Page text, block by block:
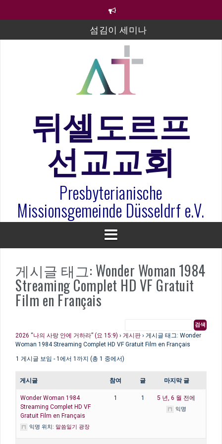
섬김이 세미나
김태희 자매 졸업연주
2023년 어린이 주일 유초등부 발표
라합3 나라 봉헌송
은퇴사-우선화 권사
20260322 주안에 가만히 머물기(요한복음 15:1-17) 손
훈목사
뒤셀도르프
선교교회
Presbyterianische
Missionsgemeinde Düsseldrf e.V.
게시글 태그: Wonder Woman 1984
Streaming Complet HD VF Gratuit
Film en Français
2026 “나의 사랑 안에 거하라” (요 15:9) › 게시판 › 게시글 태그: Wonder
Woman 1984 Streaming Complet HD VF Gratuit Film en Français
1 게시글 보임 - 1에서 1까지 (총 1 중에서)
게시글 참여 글 마지막 글
Wonder Woman 1984
Streaming Complet HD VF
Gratuit Film en Français
익명 위치: 말씀일기 광장
1 1 5 년, 6 월 전에
익명